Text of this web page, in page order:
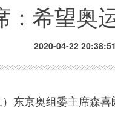
：希望奥
2020-04-22 20:38:51
京奥组委主席森喜